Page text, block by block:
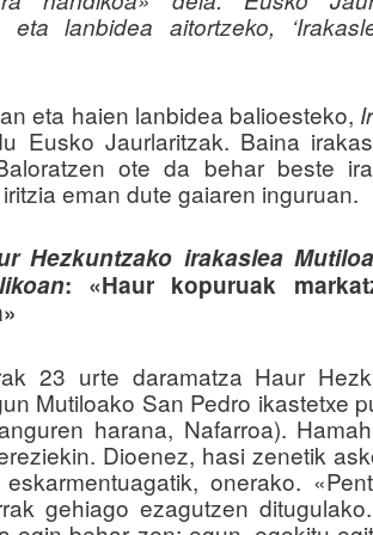
lanbidea aitortzeko,
eta haien lanbidea balioesteko,
Eusko Jaurlaritzak. Baina
ote da behar beste
eman dute gaiaren inguruan.
Hezkuntzako irakaslea
: «Haur kopuruak
23 urte daramatza Haur
Mutiloako San Pedro ikastetxe
harana, Nafarroa).
Dioenez, hasi zenetik
onerako.
gehiago ezagutzen